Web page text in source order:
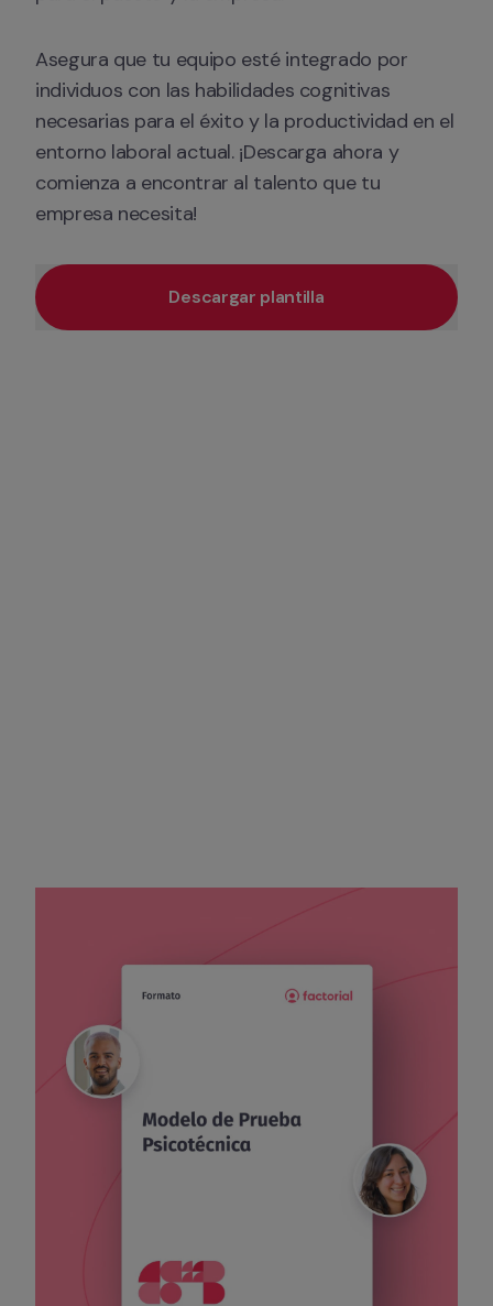
Asegura que tu equipo esté integrado por
individuos con las habilidades cognitivas
necesarias para el éxito y la productividad en el
entorno laboral actual. ¡Descarga ahora y
comienza a encontrar al talento que tu
empresa necesita!
Descargar plantilla